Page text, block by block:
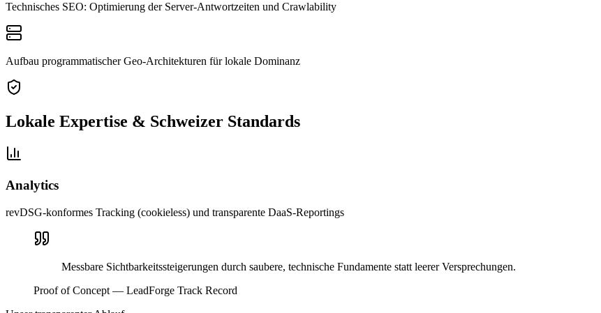
Technisches SEO: Optimierung der Server-Antwortzeiten und Crawlability
Aufbau programmatischer Geo-Architekturen für lokale Dominanz
Lokale Expertise & Schweizer Standards
Analytics
revDSG-konformes Tracking (cookieless) und transparente DaaS-Reportings
Messbare Sichtbarkeitssteigerungen durch saubere, technische Fundamente statt leerer Versprechungen.
Proof of Concept — LeadForge Track Record